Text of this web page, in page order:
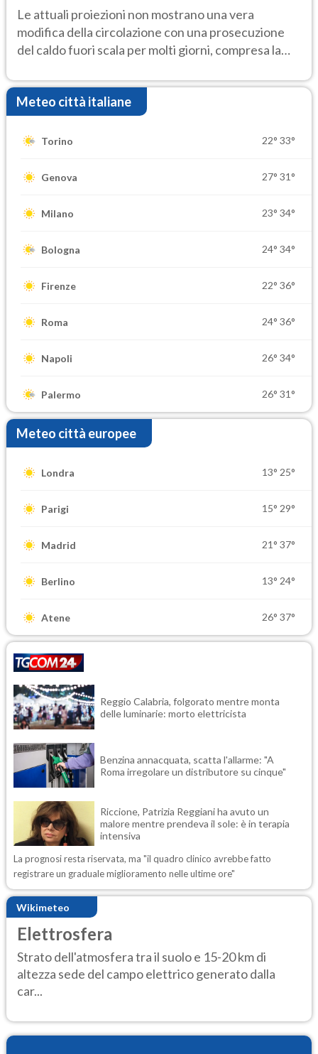
Le attuali proiezioni non mostrano una vera
modifica della circolazione con una prosecuzione
del caldo fuori scala per molti giorni, compresa la
Meteo città italiane
Torino 22° 33°
Genova 27° 31°
Milano 23° 34°
Bologna 24° 34°
Firenze 22° 36°
Roma 24° 36°
Napoli 26° 34°
Palermo 26° 31°
Meteo città europee
Londra 13° 25°
Parigi 15° 29°
Madrid 21° 37°
Berlino 13° 24°
Atene 26° 37°
Reggio Calabria, folgorato mentre monta
delle luminarie: morto elettricista
Benzina annacquata, scatta l'allarme: "A
Roma irregolare un distributore su cinque"
Riccione, Patrizia Reggiani ha avuto un
malore mentre prendeva il sole: è in terapia
intensiva
La prognosi resta riservata, ma "il quadro clinico avrebbe fatto
registrare un graduale miglioramento nelle ultime ore"
Wikimeteo
Elettrosfera
Strato dell'atmosfera tra il suolo e 15-20 km di
altezza sede del campo elettrico generato dalla
car...